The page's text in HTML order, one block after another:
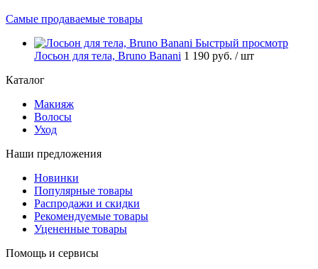
Самые продаваемые товары
Быстрый просмотр
Лосьон для тела, Bruno Banani 1 190 руб. / шт
Каталог
Макияж
Волосы
Уход
Наши предложения
Новинки
Популярные товары
Распродажи и скидки
Рекомендуемые товары
Уцененные товары
Помощь и сервисы